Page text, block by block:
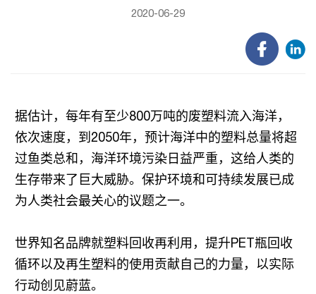
2020-06-29
据估计，每年有至少800万吨的废塑料流入海洋，
依次速度，到2050年，预计海洋中的塑料总量将超
过鱼类总和，海洋环境污染日益严重，这给人类的
生存带来了巨大威胁。保护环境和可持续发展已成
为人类社会最关心的议题之一。
世界知名品牌就塑料回收再利用，提升PET瓶回收
循环以及再生塑料的使用贡献自己的力量，以实际
行动创见蔚蓝。